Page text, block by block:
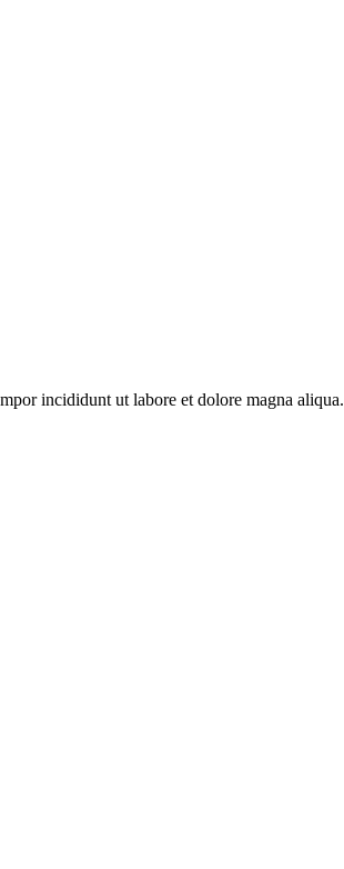
incididunt ut labore et dolore magna aliqua.